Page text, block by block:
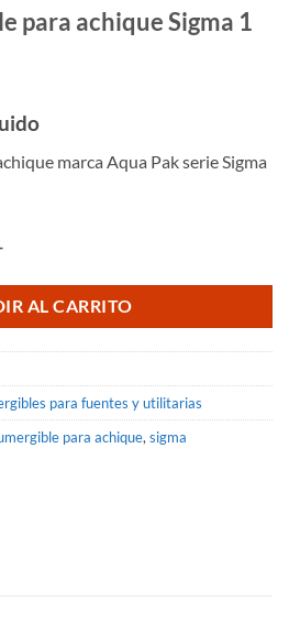
para achique Sigma 1
marca Aqua Pak serie Sigma
AL CARRITO
para fuentes y utilitarias
para achique, sigma